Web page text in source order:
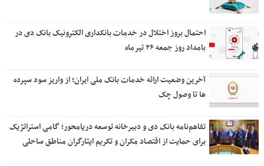
احتمال بروز اختلال در خدمات بانکداری الکترونیک بانک دی در
بامداد روز جمعه ۲۶ تیرماه
آخرین وضعیت ارائه خدمات بانک ملی ایران؛ از واریز سود سپرده
ها تا وصول چک
تفاهم‌نامه بانک دی و دبیرخانه توسعه دریامحور؛ گامی استراتژیک
برای حمایت از اقتصاد مکران و تکریم ایثارگران مناطق ساحلی